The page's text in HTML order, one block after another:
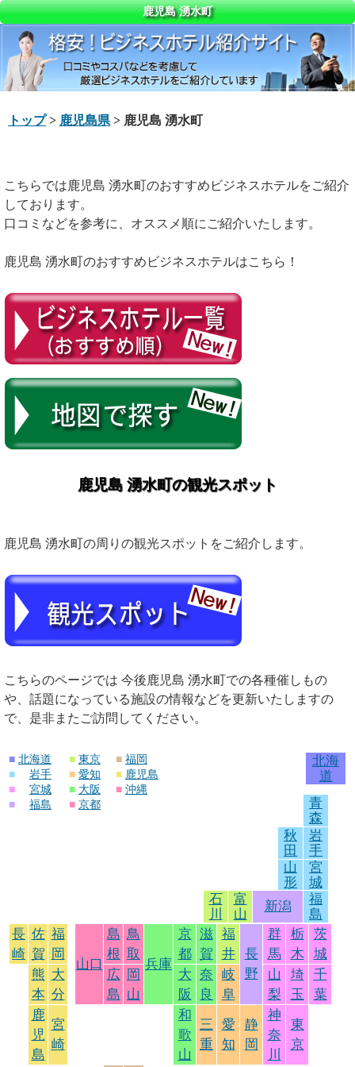
鹿児島 湧水町
トップ> 鹿児島県 > 鹿児島 湧水町
こちらでは鹿児島 湧水町のおすすめビジネスホテルをご紹介
しております。
口コミなどを参考に、オススメ順にご紹介いたします。
鹿児島 湧水町のおすすめビジネスホテルはこちら！
鹿児島 湧水町の観光スポット
鹿児島 湧水町の周りの観光スポットをご紹介します。
こちらのページでは 今後鹿児島 湧水町での各種催しもの
や、話題になっている施設の情報などを更新いたしますの
で、是非またご訪問してください。
■ 北海道
■
岩手
■
宮城
■
福島
■ 東京
■ 愛知
■ 大阪
■ 京都
■ 福岡
■ 鹿児島
■ 沖縄
北海
道
青
森
秋
田
岩
手
山
形
宮
城
石
川
富
山
新潟
福
島
長
崎
佐
賀
福
岡
山口
島
根
鳥
取
兵庫
京
都
滋
賀
福
井
長
野
群
馬
栃
木
茨
城
熊
本
大
分
広
島
岡
山
大
阪
奈
良
岐
阜
山
梨
埼
玉
千
葉
鹿
児
島
宮
崎
和
歌
山
三
重
愛
知
静
岡
神
奈
川
東
京